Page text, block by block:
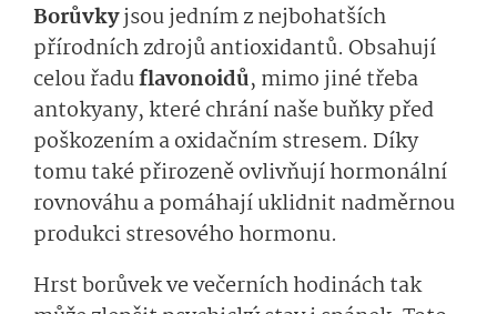
Borůvkyjsou jedním z nejbohatších
přírodních zdrojů antioxidantů. Obsahují
celou řaduflavonoidů, mimo jiné třeba
antokyany, které chrání naše buňky před
poškozením a oxidačním stresem. Díky
tomu také přirozeně ovlivňují hormonální
rovnováhu a pomáhají uklidnit nadměrnou
produkci stresového hormonu.
Hrst borůvek ve večerních hodinách tak